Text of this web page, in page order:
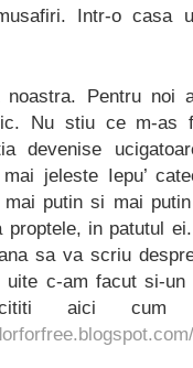
Intr-o casa
Pentru noi
Nu stiu ce m-
devenise
jeleste Iepu’
putin si mai
proptele, in patutul
sa va scriu
c-am facut si-
cititi aici